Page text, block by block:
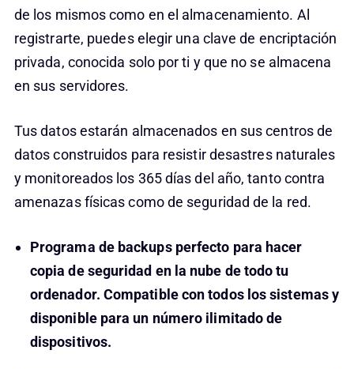
de los mismos como en el almacenamiento. Al
registrarte, puedes elegir una clave de encriptación
privada, conocida solo por ti y que no se almacena
en sus servidores.
Tus datos estarán almacenados en sus centros de
datos construidos para resistir desastres naturales
y monitoreados los 365 días del año, tanto contra
amenazas físicas como de seguridad de la red.
Programa de backups perfecto para hacer
copia de seguridad en la nube de todo tu
ordenador. Compatible con todos los sistemas y
disponible para un número ilimitado de
dispositivos.